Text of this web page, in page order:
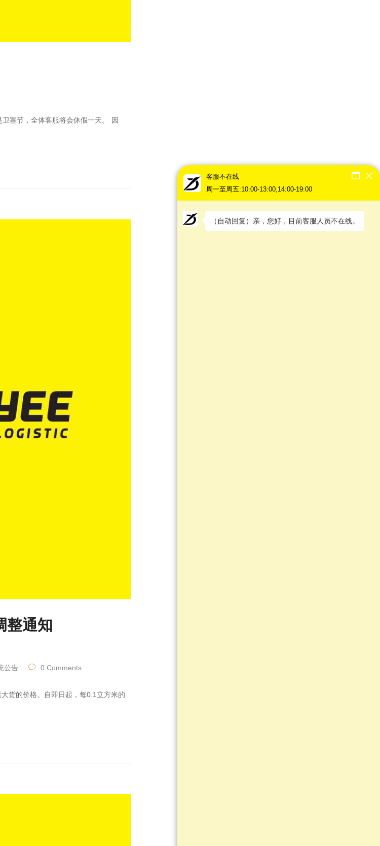
塞节，全体客服将会休假一天。 因
整通知
公告 0 Comments
货的价格。自即日起，每0.1立方米的
客服不在线
周一至周五:10:00-13:00,14:00-19:00
（自动回复）亲，您好，目前客服人员不在线。